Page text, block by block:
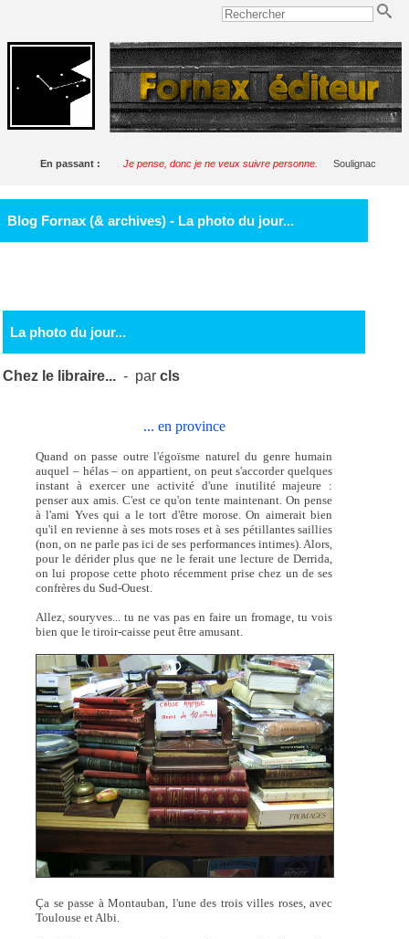
En passant : Je pense, donc je ne veux suivre personne. Soulignac
Blog Fornax (& archives) - La photo du jour...
La photo du jour...
Chez le libraire... - parcls
... en province
Quand on passe outre l'égoïsme naturel du genre humain
auquel – hélas – on appartient, on peut s'accorder quelques
instant à exercer une activité d'une inutilité majeure :
penser aux amis. C'est ce qu'on tente maintenant. On pense
à l'ami Yves qui a le tort d'être morose. On aimerait bien
qu'il en revienne à ses mots roses et à ses pétillantes saillies
(non, on ne parle pas ici de ses performances intimes). Alors,
pour le dérider plus que ne le ferait une lecture de Derrida,
on lui propose cette photo récemment prise chez un de ses
confrères du Sud-Ouest.
Allez, souryves... tu ne vas pas en faire un fromage, tu vois
bien que le tiroir-caisse peut être amusant.
Ça se passe à Montauban, l'une des trois villes roses, avec
Toulouse et Albi.